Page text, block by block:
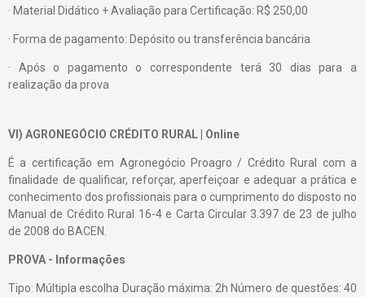
· Material Didático + Avaliação para Certificação: R$ 250,00
· Forma de pagamento: Depósito ou transferência bancária
· Após o pagamento o correspondente terá 30 dias para a
realização da prova
VI) AGRONEGÓCIO CRÉDITO RURAL | Online
É a certificação em Agronegócio Proagro / Crédito Rural com a
finalidade de qualificar, reforçar, aperfeiçoar e adequar a prática e
conhecimento dos profissionais para o cumprimento do disposto no
Manual de Crédito Rural 16-4 e Carta Circular 3.397 de 23 de julho
de 2008 do BACEN.
PROVA - Informações
Tipo: Múltipla escolha Duração máxima: 2h Número de questões: 40